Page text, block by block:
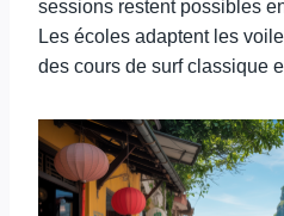
sessions restent possibles
Les écoles adaptent les
des cours de surf classique